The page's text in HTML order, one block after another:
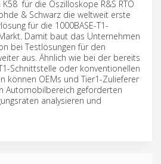
für die Oszilloskope R&S RTO
& Schwarz die weltweit erste
für die 1000BASE-T1-
Damit baut das Unternehmen
bei Testlösungen für den
aus. Ähnlich wie bei der bereits
Schnittstelle oder konventionellen
können OEMs und Tier1-Zulieferer
Automobilbereich geforderten
analysieren und